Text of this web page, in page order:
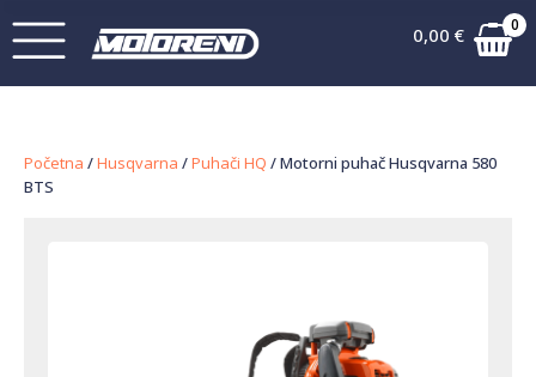
0,00 € 0
Početna /Husqvarna /Puhači HQ / Motorni puhač Husqvarna 580
BTS